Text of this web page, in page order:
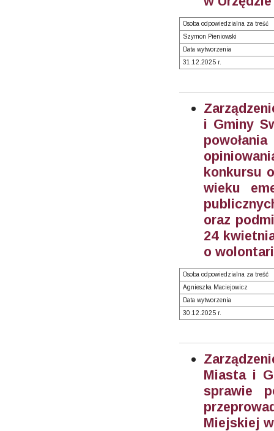
Osoba odpowiedzialna za treść
Szymon Pieniowski
Data wytworzenia
31.12.2025 r.
i Gminy
konkursu
wieku
oraz
24
o
Osoba odpowiedzialna za treść
Agnieszka Maciejowicz
Data wytworzenia
30.12.2025 r.
Miasta i
sprawie
Miejskiej